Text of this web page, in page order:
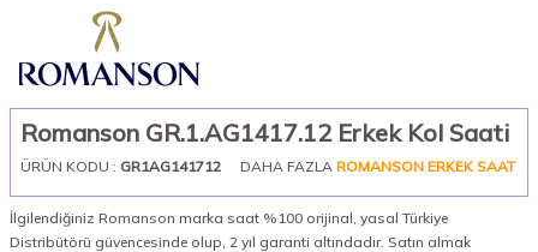
Romanson GR.1.AG1417.12 Erkek Kol Saati
ÜRÜN KODU : GR1AG141712 DAHA FAZLA ROMANSON ERKEK SAAT
İlgilendiğiniz Romanson marka saat %100 orijinal, yasal Türkiye
Distribütörü güvencesinde olup, 2 yıl garanti altındadır. Satın almak